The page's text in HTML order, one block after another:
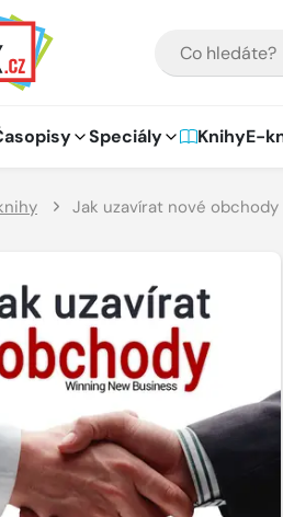
Speciály KnihyE-
Jak uzavírat nové obchody